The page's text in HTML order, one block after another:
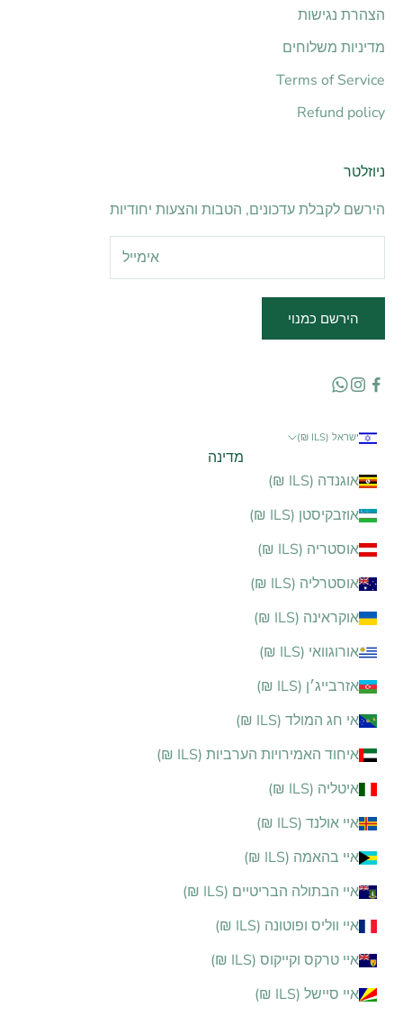
הצהרת נגישות
מדיניות משלוחים
Terms of Service
Refund policy
ניוזלטר
הירשם לקבלת עדכונים, הטבות והצעות יחודיות
הירשם כמנוי
ישראל (ILS ₪)
מדינה
אוגנדה (ILS ₪)
אוזבקיסטן (ILS ₪)
אוסטריה (ILS ₪)
אוסטרליה (ILS ₪)
אוקראינה (ILS ₪)
אורוגוואי (ILS ₪)
אזרבייג׳ן (ILS ₪)
אי חג המולד (ILS ₪)
איחוד האמירויות הערביות (ILS ₪)
איטליה (ILS ₪)
איי אולנד (ILS ₪)
איי בהאמה (ILS ₪)
איי הבתולה הבריטיים (ILS ₪)
איי ווליס ופוטונה (ILS ₪)
איי טרקס וקייקוס (ILS ₪)
איי סיישל (ILS ₪)